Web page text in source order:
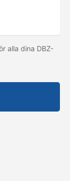
alla dina DBZ-